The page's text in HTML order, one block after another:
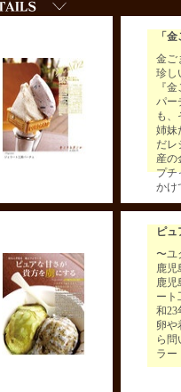
「
金ご
珍し
『
パー
も
姉妹
だレ
産の
プチ
かけ
ピ
〜
鹿児
鹿児
ート
和23
卵や
ら
ラー